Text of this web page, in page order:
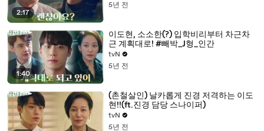
2:17
5년 전
1:40
이도현, 소소한(?) 입학비리부터 차근차
근 계획대로! #빼박_J형_인간
tvN
5년 전
(촌철살인) 날카롭게 진경 저격하는 이도
현!!(ft.진경 담당 스나이퍼)
tvN
5년 전